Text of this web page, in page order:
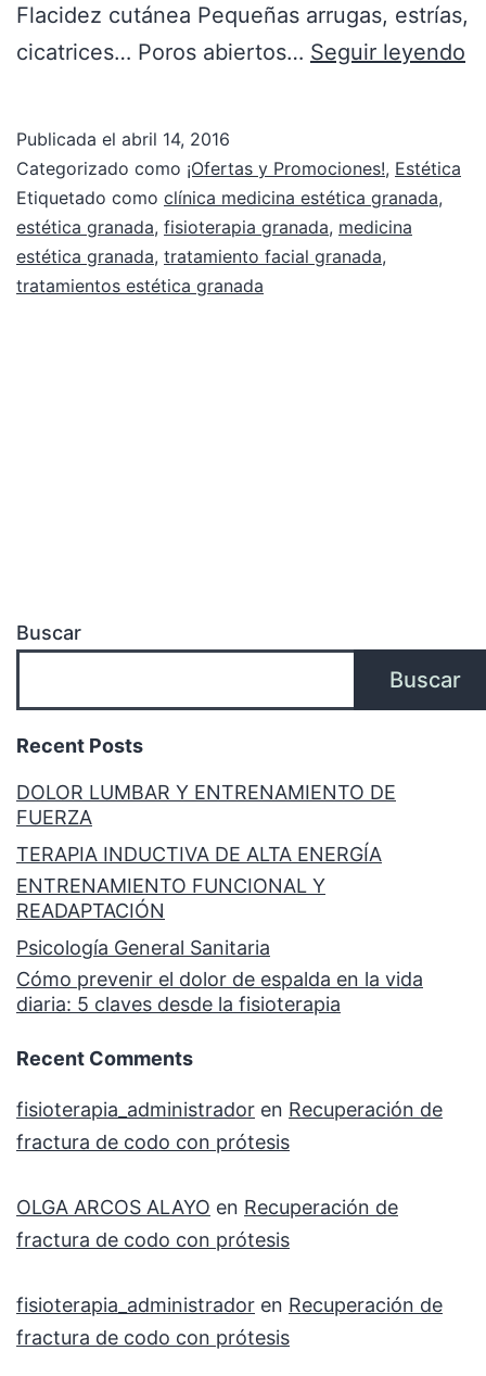
Flacidez cutánea Pequeñas arrugas, estrías,
cicatrices… Poros abiertos… Seguir leyendo
Publicada el abril 14, 2016
Categorizado como ¡Ofertas y Promociones!, Estética
Etiquetado como clínica medicina estética granada,
estética granada, fisioterapia granada, medicina
estética granada, tratamiento facial granada,
tratamientos estética granada
Buscar
Buscar
Recent Posts
DOLOR LUMBAR Y ENTRENAMIENTO DE
FUERZA
TERAPIA INDUCTIVA DE ALTA ENERGÍA
ENTRENAMIENTO FUNCIONAL Y
READAPTACIÓN
Psicología General Sanitaria
Cómo prevenir el dolor de espalda en la vida
diaria: 5 claves desde la fisioterapia
Recent Comments
fisioterapia_administrador en Recuperación de
fractura de codo con prótesis
OLGA ARCOS ALAYO en Recuperación de
fractura de codo con prótesis
fisioterapia_administrador en Recuperación de
fractura de codo con prótesis